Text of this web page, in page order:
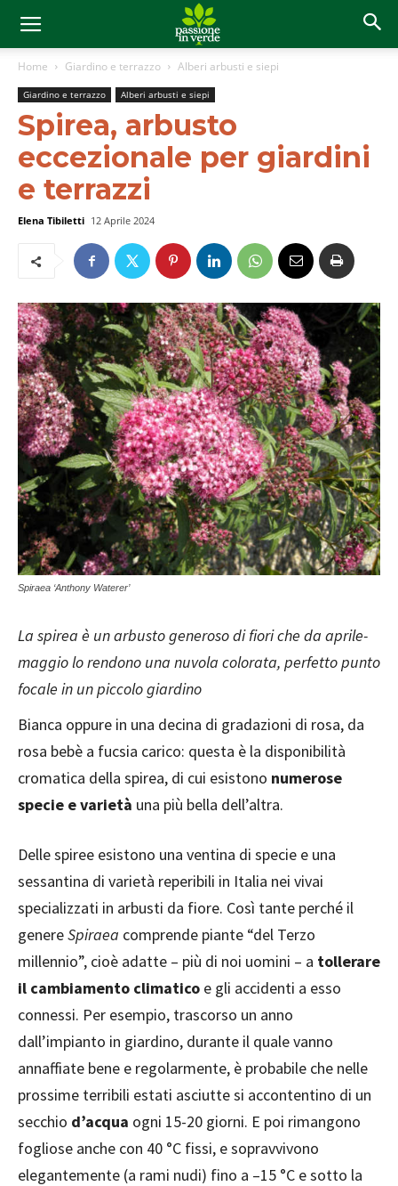
Home Giardino e terrazzo Alberi arbusti e siepi
Giardino e terrazzo Alberi arbusti e siepi
Spirea, arbusto
eccezionale per giardini
e terrazzi
Elena Tibiletti 12 Aprile 2024
Spiraea ‘Anthony Waterer’
La spirea è un arbusto generoso di fiori che da aprile-
maggio lo rendono una nuvola colorata, perfetto punto
focale in un piccolo giardino
Bianca oppure in una decina di gradazioni di rosa, da
rosa bebè a fucsia carico: questa è la disponibilità
cromatica della spirea, di cui esistono numerose
specie e varietà una più bella dell’altra.
Delle spiree esistono una ventina di specie e una
sessantina di varietà reperibili in Italia nei vivai
specializzati in arbusti da fiore. Così tante perché il
genereSpiraea comprende piante “del Terzo
millennio”, cioè adatte – più di noi uomini – a tollerare
il cambiamento climatico e gli accidenti a esso
connessi. Per esempio, trascorso un anno
dall’impianto in giardino, durante il quale vanno
annaffiate bene e regolarmente, è probabile che nelle
prossime terribili estati asciutte si accontentino di un
secchio d’acqua ogni 15-20 giorni. E poi rimangono
fogliose anche con 40 °C fissi, e sopravvivono
elegantemente (a rami nudi) fino a –15 °C e sotto la